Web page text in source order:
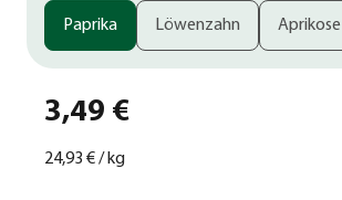
Paprika Löwenzahn Aprikose
3,49 €
24,93 €/kg